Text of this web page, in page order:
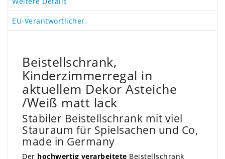
EU-Verantwortlicher
Beistellschrank,
Kinderzimmerregal in
aktuellem Dekor Asteiche
/Weiß matt lack
Stabiler Beistellschrank mit viel
Stauraum für Spielsachen und Co,
made in Germany
Der hochwertig verarbeitete Beistellschrank